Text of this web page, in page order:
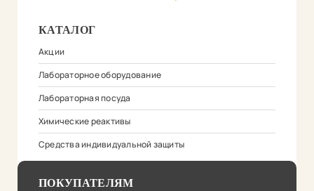
КАТАЛОГ
Акции
Лабораторное оборудование
Лабораторная посуда
Химические реактивы
Средства индивидуальной защиты
ПОКУПАТЕЛЯМ